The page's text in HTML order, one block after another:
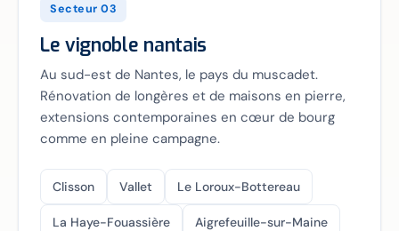
Secteur 03
Le vignoble nantais
Au sud-est de Nantes, le pays du muscadet.
Rénovation de longères et de maisons en pierre,
extensions contemporaines en cœur de bourg
comme en pleine campagne.
Clisson Vallet Le Loroux-Bottereau
La Haye-Fouassière Aigrefeuille-sur-Maine